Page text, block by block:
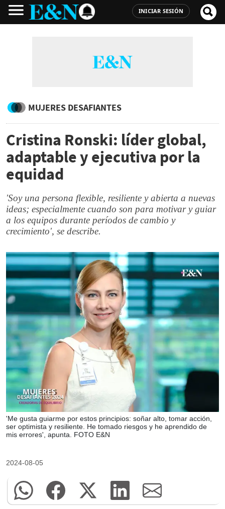
INICIAR SESIÓN
MUJERES DESAFIANTES
Cristina Ronski: líder global,
adaptable y ejecutiva por la
equidad
'Soy una persona flexible, resiliente y abierta a nuevas
ideas; especialmente cuando son para motivar y guiar
a los equipos durante períodos de cambio y
crecimiento', se describe.
'Me gusta guiarme por estos principios: soñar alto, tomar acción,
ser optimista y resiliente. He tomado riesgos y he aprendido de
mis errores', apunta. FOTO E&N
2024-08-05